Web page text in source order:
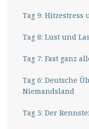
Tag 9:
Tag 8: Lust und
Tag 7: Fast
Tag 6: Deutsche
Niemandsland
Tag 5: Der